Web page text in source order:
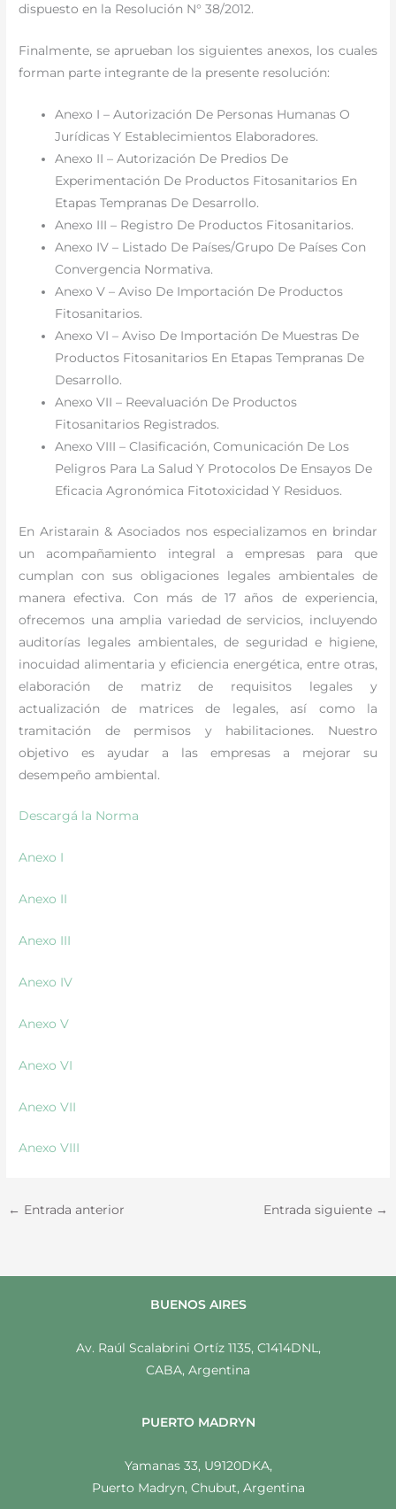
dispuesto en la Resolución N° 38/2012.
Finalmente, se aprueban los siguientes anexos, los cuales
forman parte integrante de la presente resolución:
Anexo I – Autorización De Personas Humanas O
Jurídicas Y Establecimientos Elaboradores.
Anexo II – Autorización De Predios De
Experimentación De Productos Fitosanitarios En
Etapas Tempranas De Desarrollo.
Anexo III – Registro De Productos Fitosanitarios.
Anexo IV – Listado De Países/Grupo De Países Con
Convergencia Normativa.
Anexo V – Aviso De Importación De Productos
Fitosanitarios.
Anexo VI – Aviso De Importación De Muestras De
Productos Fitosanitarios En Etapas Tempranas De
Desarrollo.
Anexo VII – Reevaluación De Productos
Fitosanitarios Registrados.
Anexo VIII – Clasificación, Comunicación De Los
Peligros Para La Salud Y Protocolos De Ensayos De
Eficacia Agronómica Fitotoxicidad Y Residuos.
En Aristarain & Asociados nos especializamos en brindar
un acompañamiento integral a empresas para que
cumplan con sus obligaciones legales ambientales de
manera efectiva. Con más de 17 años de experiencia,
ofrecemos una amplia variedad de servicios, incluyendo
auditorías legales ambientales, de seguridad e higiene,
inocuidad alimentaria y eficiencia energética, entre otras,
elaboración de matriz de requisitos legales y
actualización de matrices de legales, así como la
tramitación de permisos y habilitaciones. Nuestro
objetivo es ayudar a las empresas a mejorar su
desempeño ambiental.
Descargá la Norma
Anexo I
Anexo II
Anexo III
Anexo IV
Anexo V
Anexo VI
Anexo VII
Anexo VIII
← Entrada anterior Entrada siguiente →
BUENOS AIRES
Av. Raúl Scalabrini Ortíz 1135, C1414DNL,
CABA, Argentina
PUERTO MADRYN
Yamanas 33, U9120DKA,
Puerto Madryn, Chubut, Argentina